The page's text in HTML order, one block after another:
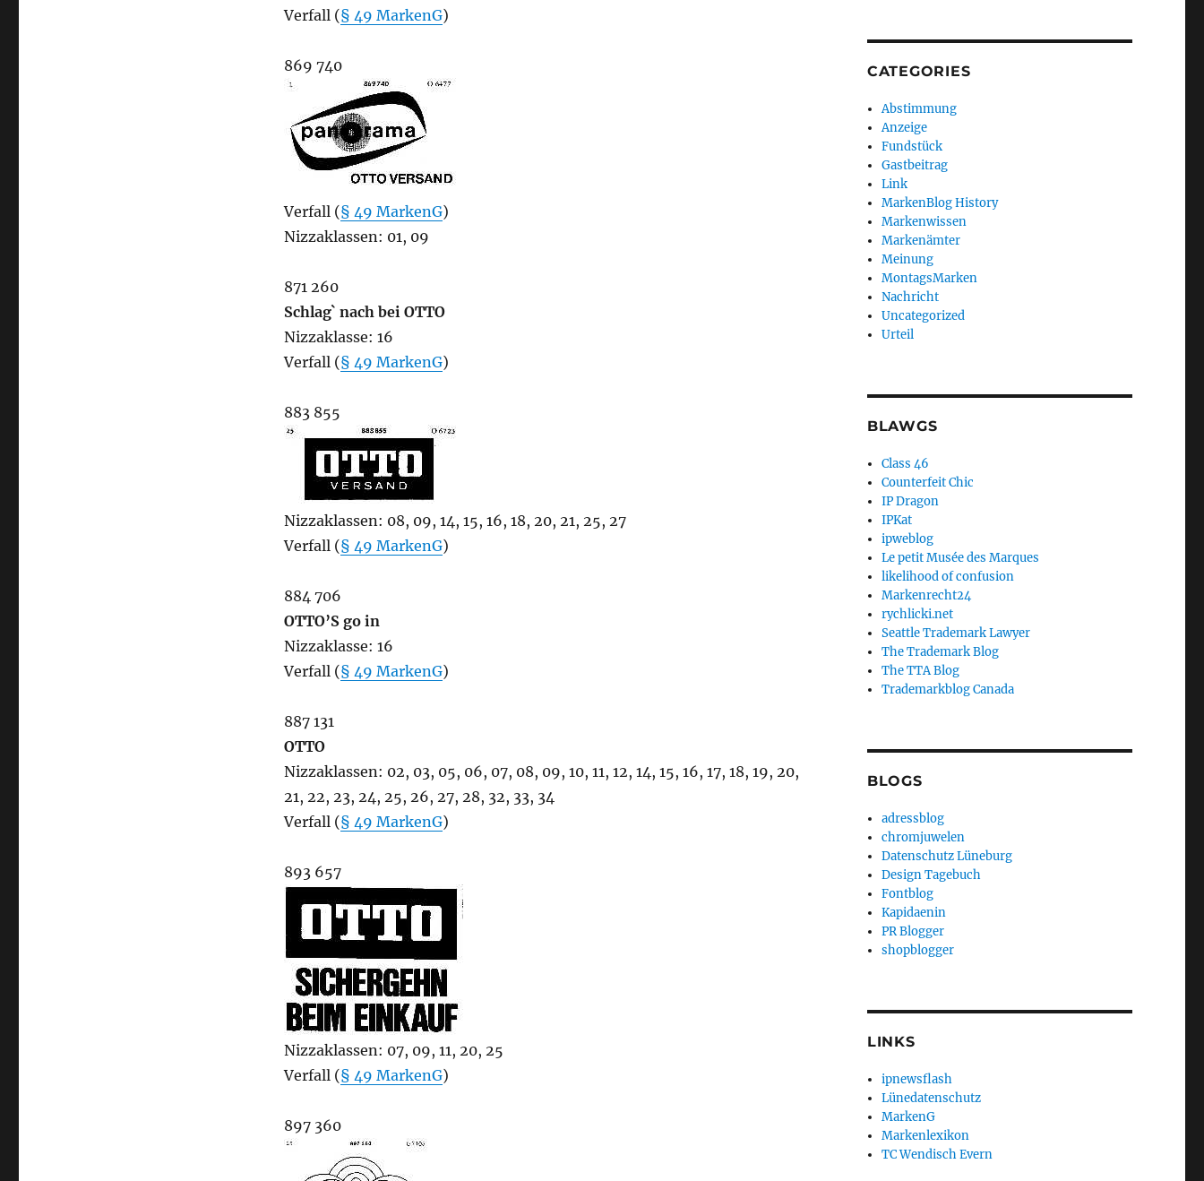
Verfall (§ 49 MarkenG)
869 740
Verfall (§ 49 MarkenG)
Nizzaklassen: 01, 09
871 260
Schlag` nach bei OTTO
Nizzaklasse: 16
Verfall (§ 49 MarkenG)
883 855
Nizzaklassen: 08, 09, 14, 15, 16, 18, 20, 21, 25, 27
Verfall (§ 49 MarkenG)
884 706
OTTO’S go in
Nizzaklasse: 16
Verfall (§ 49 MarkenG)
887 131
OTTO
Nizzaklassen: 02, 03, 05, 06, 07, 08, 09, 10, 11, 12, 14, 15, 16, 17, 18, 19, 20,
21, 22, 23, 24, 25, 26, 27, 28, 32, 33, 34
Verfall (§ 49 MarkenG)
893 657
Nizzaklassen: 07, 09, 11, 20, 25
Verfall (§ 49 MarkenG)
897 360
CATEGORIES
Abstimmung
Anzeige
Fundstück
Gastbeitrag
Link
MarkenBlog History
Markenwissen
Markenämter
Meinung
MontagsMarken
Nachricht
Uncategorized
Urteil
BLAWGS
Class 46
Counterfeit Chic
IP Dragon
IPKat
ipweblog
Le petit Musée des Marques
likelihood of confusion
Markenrecht24
rychlicki.net
Seattle Trademark Lawyer
The Trademark Blog
The TTA Blog
Trademarkblog Canada
BLOGS
adressblog
chromjuwelen
Datenschutz Lüneburg
Design Tagebuch
Fontblog
Kapidaenin
PR Blogger
shopblogger
LINKS
ipnewsflash
Lünedatenschutz
MarkenG
Markenlexikon
TC Wendisch Evern